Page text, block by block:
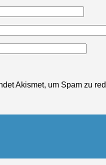
Akismet, um Spam zu